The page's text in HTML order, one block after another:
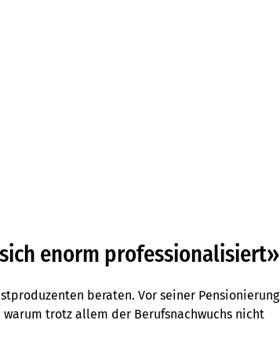
enorm professionalisiert»
beraten. Vor seiner Pensionierung
trotz allem der Berufsnachwuchs nicht